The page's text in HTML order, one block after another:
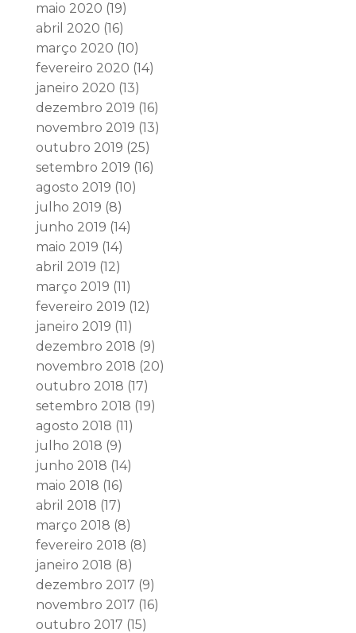
maio 2020 (19)
abril 2020 (16)
março 2020 (10)
fevereiro 2020 (14)
janeiro 2020 (13)
dezembro 2019 (16)
novembro 2019 (13)
outubro 2019 (25)
setembro 2019 (16)
agosto 2019 (10)
julho 2019 (8)
junho 2019 (14)
maio 2019 (14)
abril 2019 (12)
março 2019 (11)
fevereiro 2019 (12)
janeiro 2019 (11)
dezembro 2018 (9)
novembro 2018 (20)
outubro 2018 (17)
setembro 2018 (19)
agosto 2018 (11)
julho 2018 (9)
junho 2018 (14)
maio 2018 (16)
abril 2018 (17)
março 2018 (8)
fevereiro 2018 (8)
janeiro 2018 (8)
dezembro 2017 (9)
novembro 2017 (16)
outubro 2017 (15)